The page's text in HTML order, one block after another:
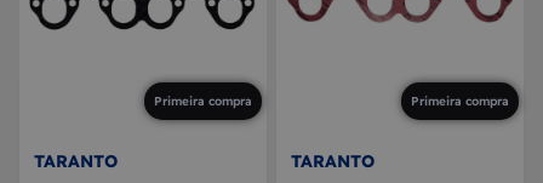
Primeira compra
TARANTO
Primeira compra
TARANTO